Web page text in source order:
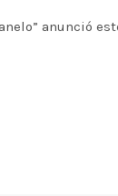
anunció